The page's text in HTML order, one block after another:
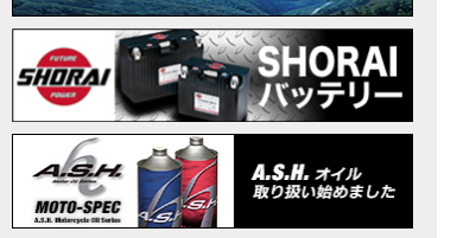
MOVIE こんなことある？！CB1000Fでツーリングイベントに参戦
【新車】CB1000Fで11時間ツーリングした素直なレビュー
MOVIE 【事故寸前】200kmレッカー、そしてさらなる原因が判
NEW BIKENEWS Dio Lite 新基準原付 販売中！
MOVIE 【バイク女子】高速道路走行中にバイクから異音が。レッ
MOVIE 2025X-ADV 最高の旅バイクで街乗りも最適！ADVが20台で
NEW BIKENEWS CB1000F販売中！！
MOVIE 【バイク女子】ごめんなさい。大切なツーリングでやらか